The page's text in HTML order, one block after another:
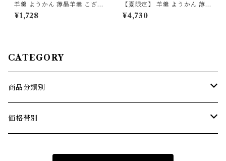
羊羹 ようかん 薄墨羊羹 こざく
ら 8個入 ひとくち 一口 ミニ
和菓子 デザート 贈り物 プレゼ
¥1,728
【夏限定】 羊羹 ようかん 薄墨
羊羹 水ようかん とろ生水よう
かん 夏 ギフト セット 贈り物
¥4,730
CATEGORY
商品分類別
薄墨羊羹こざくら
価格帯別